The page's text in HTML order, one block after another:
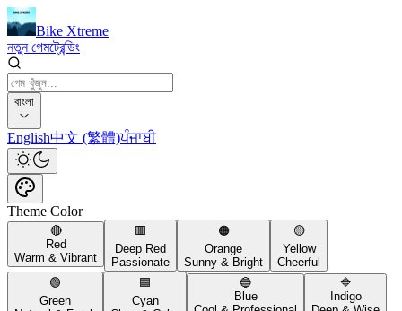
Bike Xtreme
নতুন গেমট্রেন্ডিং
বাংলা
English中文 (繁體)ਪੰਜਾਬੀ
Theme Color
🔴
Red
Warm & Vibrant
🟥
Deep Red
Passionate
🟠
Orange
Sunny & Bright
🟡
Yellow
Cheerful
🟢
Green
🟦
Cyan
🔵
Blue
🔷
Indigo